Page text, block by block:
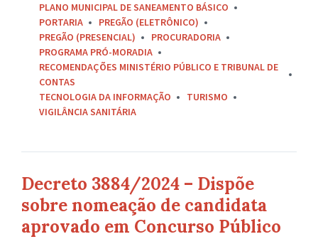
PLANO MUNICIPAL DE SANEAMENTO BÁSICO
PORTARIA
PREGÃO (ELETRÔNICO)
PREGÃO (PRESENCIAL)
PROCURADORIA
PROGRAMA PRÓ-MORADIA
RECOMENDAÇÕES MINISTÉRIO PÚBLICO E TRIBUNAL DE
CONTAS
TECNOLOGIA DA INFORMAÇÃO
TURISMO
VIGILÂNCIA SANITÁRIA
Decreto 3884/2024 – Dispõe
sobre nomeação de candidata
aprovado em Concurso Público